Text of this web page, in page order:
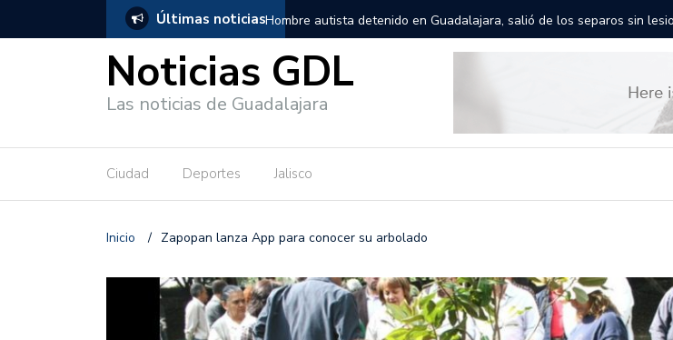
Últimas noticias
salió de los separos sin lesiones graves Títeres gigantes recorrerán las calles de Guadalajara: aparta la fecha
Noticias GDL
Las noticias de Guadalajara
Ciudad Deportes Jalisco
Inicio / Zapopan lanza App para conocer su arbolado